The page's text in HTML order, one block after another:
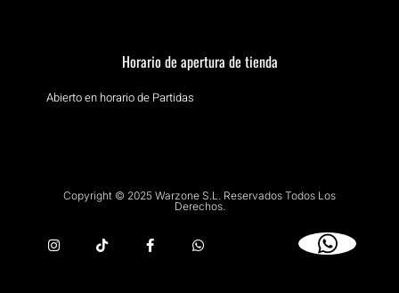
Horario de apertura de tienda
Abierto en horario de Partidas
Copyright © 2025 Warzone S.L. Reservados Todos Los
Derechos.